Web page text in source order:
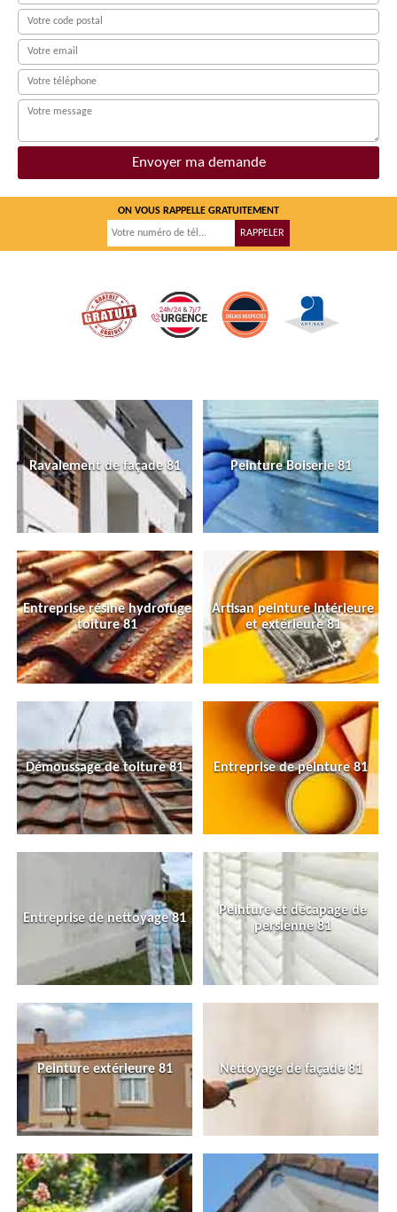
ON VOUS RAPPELLE GRATUITEMENT
Ravalement de façade 81 Peinture Boiserie 81
Entreprise résine hydrofuge
toiture 81
Artisan peinture intérieure
et extérieure 81
Démoussage de toiture 81 Entreprise de peinture 81
Entreprise de nettoyage 81
Peinture et décapage de
persienne 81
Peinture extérieure 81 Nettoyage de façade 81